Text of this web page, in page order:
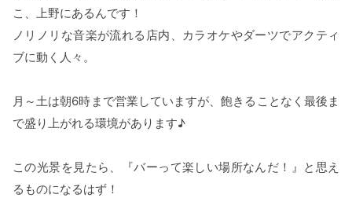
こ、上野にあるんです！
ノリノリな音楽が流れる店内、カラオケやダーツでアクティ
ブに動く人々。
月～土は朝6時まで営業していますが、飽きることなく最後ま
で盛り上がれる環境があります♪
この光景を見たら、『バーって楽しい場所なんだ！』と思え
るものになるはず！